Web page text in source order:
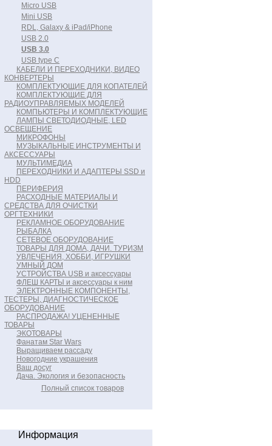
Micro USB
Mini USB
RDL, Galaxy & iPad/iPhone
USB 2.0
USB 3.0
USB type C
КАБЕЛИ И ПЕРЕХОДНИКИ, ВИДЕО
КОНВЕРТЕРЫ
КОМПЛЕКТУЮЩИЕ ДЛЯ КОПАТЕЛЕЙ
КОМПЛЕКТУЮЩИЕ ДЛЯ
РАДИОУПРАВЛЯЕМЫХ МОДЕЛЕЙ
КОМПЬЮТЕРЫ И КОМПЛЕКТУЮЩИЕ
ЛАМПЫ СВЕТОДИОДНЫЕ, LED
ОСВЕЩЕНИЕ
МИКРОФОНЫ
МУЗЫКАЛЬНЫЕ ИНСТРУМЕНТЫ И
АКСЕССУАРЫ
МУЛЬТИМЕДИА
ПЕРЕХОДНИКИ И АДАПТЕРЫ SSD и
HDD
ПЕРИФЕРИЯ
РАСХОДНЫЕ МАТЕРИАЛЫ И
СРЕДСТВА ДЛЯ ОЧИСТКИ
ОРГТЕХНИКИ
РЕКЛАМНОЕ ОБОРУДОВАНИЕ
РЫБАЛКА
СЕТЕВОЕ ОБОРУДОВАНИЕ
ТОВАРЫ ДЛЯ ДОМА, ДАЧИ. ТУРИЗМ
УВЛЕЧЕНИЯ, ХОББИ, ИГРУШКИ
УМНЫЙ ДОМ
УСТРОЙСТВА USB и аксессуары
ФЛЕШ КАРТЫ и аксессуары к ним
ЭЛЕКТРОННЫЕ КОМПОНЕНТЫ,
ТЕСТЕРЫ, ДИАГНОСТИЧЕСКОЕ
ОБОРУДОВАНИЕ
РАСПРОДАЖА! УЦЕНЕННЫЕ
ТОВАРЫ
ЭКОТОВАРЫ
Фанатам Star Wars
Выращиваем рассаду
Новогодние украшения
Ваш досуг
Дача. Экология и безопасность
Полный список товаров
Информация